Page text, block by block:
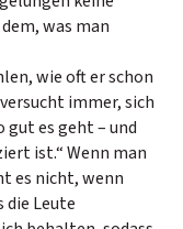
was man
wie oft er schon
immer, sich
gut es geht – und
ist.“ Wenn man
es nicht, wenn
die Leute